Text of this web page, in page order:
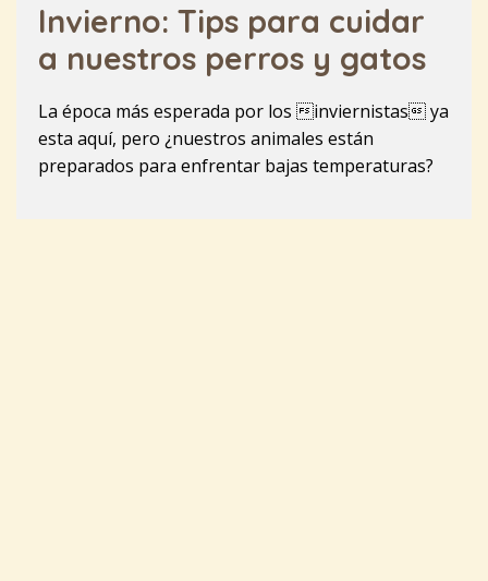
Invierno: Tips para cuidar
a nuestros perros y gatos
La época más esperada por los inviernistas ya
esta aquí, pero ¿nuestros animales están
preparados para enfrentar bajas temperaturas?